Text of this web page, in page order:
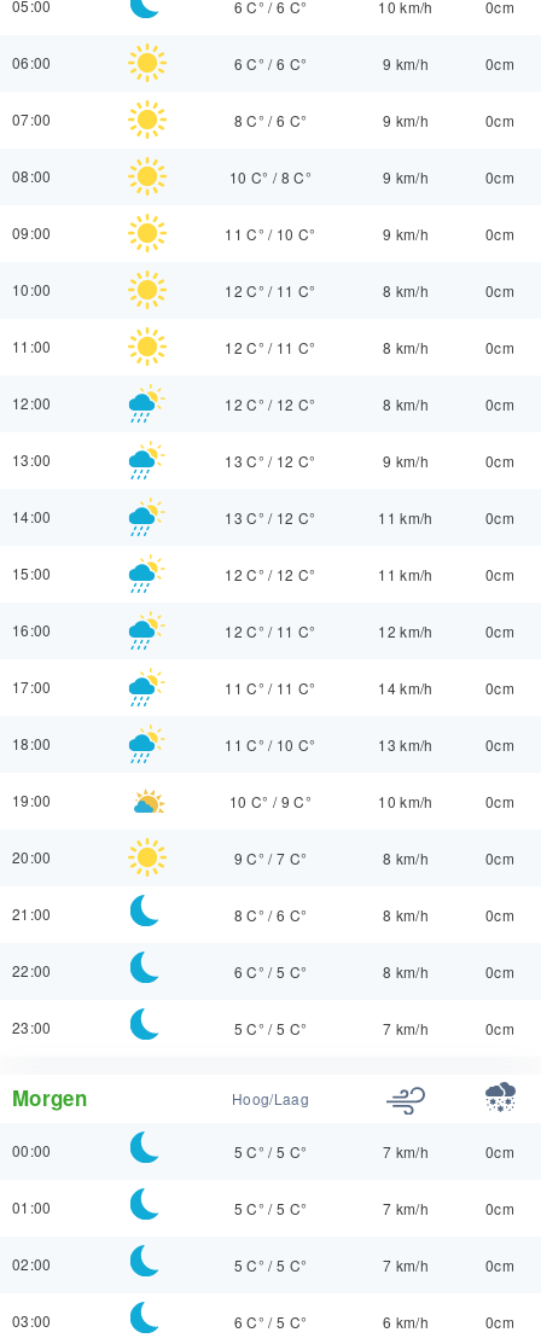
05:00 6 C° /6 C° 10 km/h 0cm
06:00 6 C° /6 C° 9 km/h 0cm
07:00 8 C° /6 C° 9 km/h 0cm
08:00 10 C° / 8 C° 9 km/h 0cm
09:00 11 C° / 10 C° 9 km/h 0cm
10:00 12 C° / 11 C° 8 km/h 0cm
11:00 12 C° / 11 C° 8 km/h 0cm
12:00 12 C° / 12 C° 8 km/h 0cm
13:00 13 C° / 12 C° 9 km/h 0cm
14:00 13 C° / 12 C° 11 km/h 0cm
15:00 12 C° / 12 C° 11 km/h 0cm
16:00 12 C° / 11 C° 12 km/h 0cm
17:00 11 C° / 11 C° 14 km/h 0cm
18:00 11 C° / 10 C° 13 km/h 0cm
19:00 10 C° / 9 C° 10 km/h 0cm
20:00 9 C° /7 C° 8 km/h 0cm
21:00 8 C° /6 C° 8 km/h 0cm
22:00 6 C° /5 C° 8 km/h 0cm
23:00 5 C° /5 C° 7 km/h 0cm
Morgen Hoog/Laag
00:00 5 C° /5 C° 7 km/h 0cm
01:00 5 C° /5 C° 7 km/h 0cm
02:00 5 C° /5 C° 7 km/h 0cm
03:00 6 C° /5 C° 6 km/h 0cm